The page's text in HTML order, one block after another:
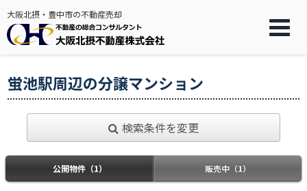
大阪北摂・豊中市の不動産売却
蛍池駅周辺の分譲マンション
検索条件を変更
公開物件（1） 販売中（1）